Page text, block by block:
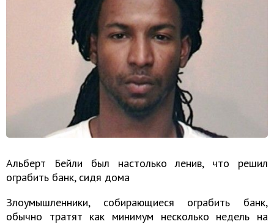
Альберт Бейли был настолько ленив, что решил
ограбить банк, сидя дома
Злоумышленники, собирающиеся ограбить банк,
обычно тратят как минимум несколько недель на